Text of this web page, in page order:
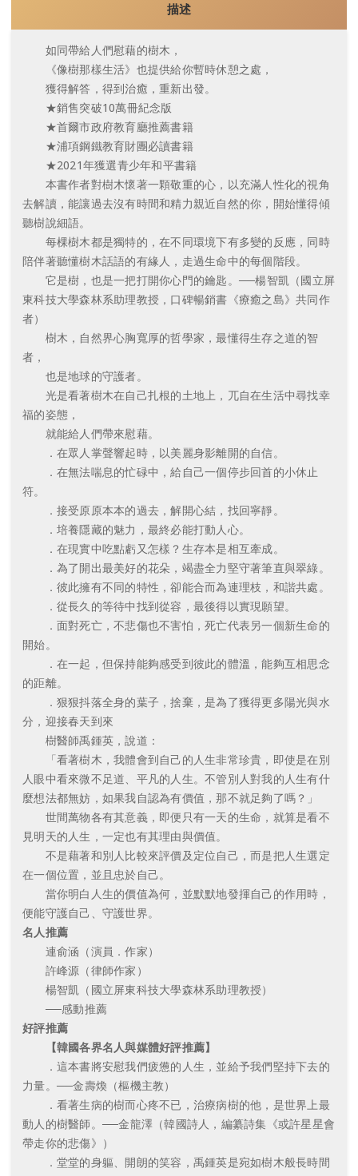
描述
如同帶給人們慰藉的樹木，
《像樹那樣生活》也提供給你暫時休憩之處，
獲得解答，得到治癒，重新出發。
★銷售突破10萬冊紀念版
★首爾市政府教育廳推薦書籍
★浦項鋼鐵教育財團必讀書籍
★2021年獲選青少年和平書籍
本書作者對樹木懷著一顆敬重的心，以充滿人性化的視角
去解讀，能讓過去沒有時間和精力親近自然的你，開始懂得傾
聽樹說細語。
每棵樹木都是獨特的，在不同環境下有多變的反應，同時
陪伴著聽懂樹木話語的有緣人，走過生命中的每個階段。
它是樹，也是一把打開你心門的鑰匙。──楊智凱（國立屏
東科技大學森林系助理教授，口碑暢銷書《療癒之島》共同作
者）
樹木，自然界心胸寬厚的哲學家，最懂得生存之道的智
者，
也是地球的守護者。
光是看著樹木在自己扎根的土地上，兀自在生活中尋找幸
福的姿態，
就能給人們帶來慰藉。
．在眾人掌聲響起時，以美麗身影離開的自信。
．在無法喘息的忙碌中，給自己一個停步回首的小休止
符。
．接受原原本本的過去，解開心結，找回寧靜。
．培養隱藏的魅力，最終必能打動人心。
．在現實中吃點虧又怎樣？生存本是相互牽成。
．為了開出最美好的花朵，竭盡全力堅守著筆直與翠綠。
．彼此擁有不同的特性，卻能合而為連理枝，和諧共處。
．從長久的等待中找到從容，最後得以實現願望。
．面對死亡，不悲傷也不害怕，死亡代表另一個新生命的
開始。
．在一起，但保持能夠感受到彼此的體溫，能夠互相思念
的距離。
．狠狠抖落全身的葉子，捨棄，是為了獲得更多陽光與水
分，迎接春天到來
樹醫師禹鍾英，說道：
「看著樹木，我體會到自己的人生非常珍貴，即使是在別
人眼中看來微不足道、平凡的人生。不管別人對我的人生有什
麼想法都無妨，如果我自認為有價值，那不就足夠了嗎？」
世間萬物各有其意義，即便只有一天的生命，就算是看不
見明天的人生，一定也有其理由與價值。
不是藉著和別人比較來評價及定位自己，而是把人生選定
在一個位置，並且忠於自己。
當你明白人生的價值為何，並默默地發揮自己的作用時，
便能守護自己、守護世界。
名人推薦
連俞涵（演員．作家）
許峰源（律師作家）
楊智凱（國立屏東科技大學森林系助理教授）
──感動推薦
好評推薦
【韓國各界名人與媒體好評推薦】
．這本書將安慰我們疲憊的人生，並給予我們堅持下去的
力量。──金壽煥（樞機主教）
．看著生病的樹而心疼不已，治療病樹的他，是世界上最
動人的樹醫師。──金龍澤（韓國詩人，編纂詩集《或許星星會
帶走你的悲傷》）
．堂堂的身軀、開朗的笑容，禹鍾英是宛如樹木般長時間